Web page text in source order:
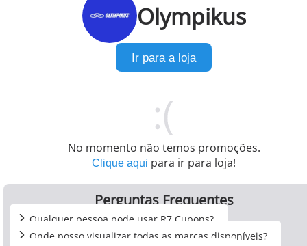
Olympikus
Ir para a loja
No momento não temos promoções.
Clique aqui para ir para loja!
Perguntas Frequentes
Qualquer pessoa pode usar R7 Cupons?
Onde posso visualizar todas as marcas disponíveis?